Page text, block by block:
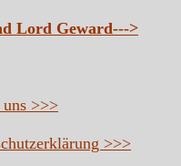
Lord Geward--->
>>>
>>>